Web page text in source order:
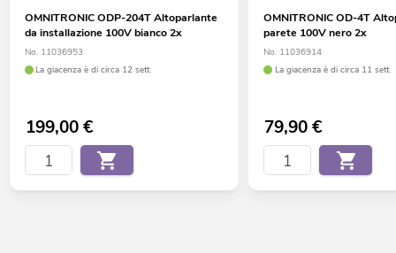
OMNITRONIC ODP-204T Altoparlante
da installazione 100V bianco 2x
No. 11036953
La giacenza è di circa 12 sett.
199,00€
OMNITRONIC OD-4T
parete 100V nero 2x
No. 11036914
La giacenza è di circa 11 sett.
79,90€